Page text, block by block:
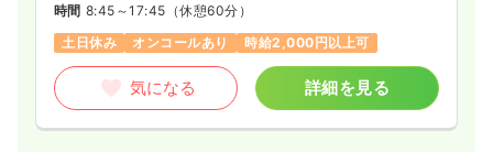
時間 8:45～17:45 （休憩60分）
土日休み
オンコールあり 時給2,000円以上可
気になる 詳細を見る